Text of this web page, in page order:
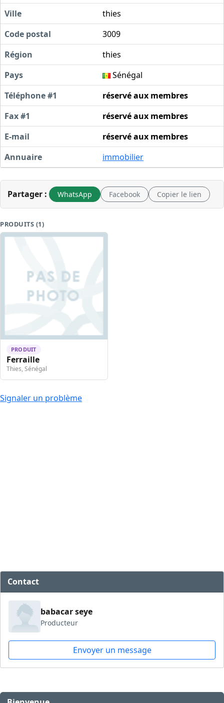
Ville
thies
Code postal
3009
Région
thies
Pays
Sénégal
Téléphone #1
réservé aux membres
Fax #1
réservé aux membres
E-mail
réservé aux membres
Annuaire
immobilier
Partager : WhatsApp Facebook Copier le lien
PRODUITS (1)
PRODUIT
Ferraille
Thies, Sénégal
Signaler un problème
Contact
babacar seye
Producteur
Envoyer un message